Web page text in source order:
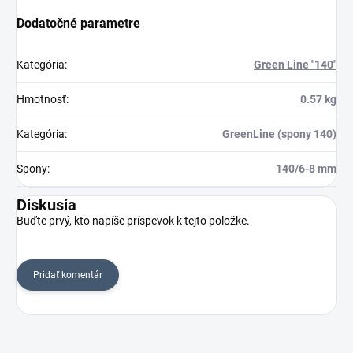
Dodatočné parametre
Kategória: Green Line "140"
Hmotnosť: 0.57 kg
Kategória: GreenLine (spony 140)
Spony: 140/6-8 mm
Diskusia
Buďte prvý, kto napíše príspevok k tejto položke.
Pridať komentár